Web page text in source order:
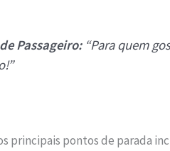
Passageiro:“Para quem
principais pontos de parada